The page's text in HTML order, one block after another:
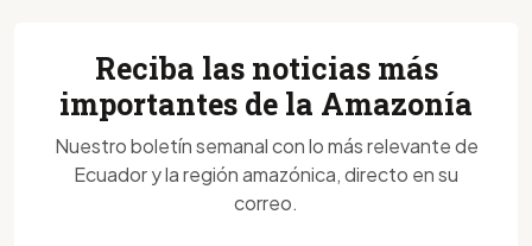
Reciba las noticias más
importantes de la Amazonía
Nuestro boletín semanal con lo más relevante de
Ecuador y la región amazónica, directo en su
correo.